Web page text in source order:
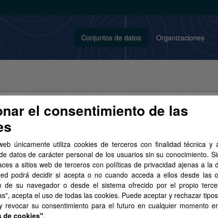
Conjuntos de datos Organizaciones
de datos encontrado
Aviso Legal del Gobierno de Canarias
Organizaciones:
y Relaciones con la Unión Europea
Grupos: Hacienda
el consentimiento de las
únicamente utiliza cookies de terceros con finalidad técnica y
datos de carácter personal de los usuarios sin su conocimiento.
a sitios web de terceros con políticas de privacidad ajenas a la
podrá decidir si acepta o no cuando acceda a ellos desde las
de su navegador o desde el sistema ofrecido por el propio
acepta el uso de todas las cookies. Puede aceptar y rechazar
revocar su consentimiento para el futuro en cualquier momento
de cookies".